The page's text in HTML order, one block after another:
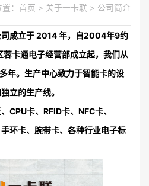
： 首页 > 关于一卡联 > 公司简介
司成立于 2014 年，自2004年9约
卡通电子经营部成立起，我们从
年。生产中心致力于智能卡的设
立的生产线。
CPU卡、RFID卡、NFC卡、
环卡、腕带卡、各种行业电子标